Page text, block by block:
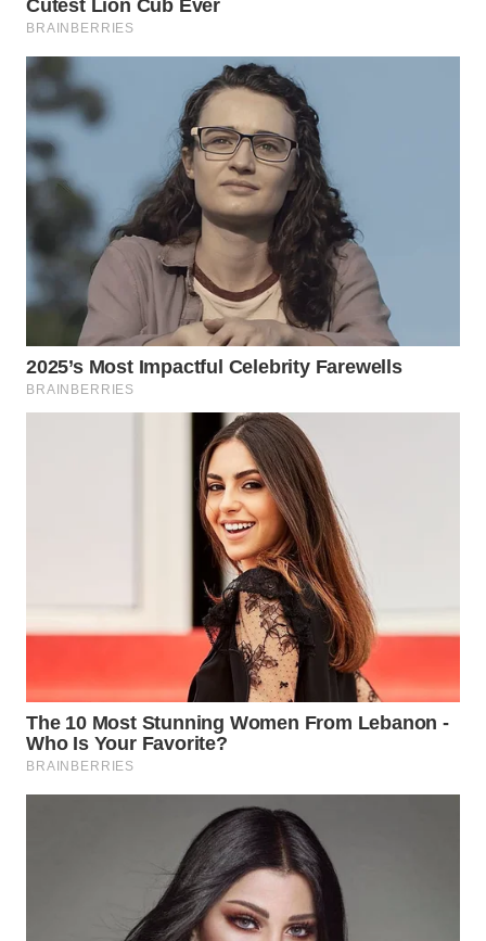
TENGAH
SERDANG
TEBING
TINGGI
WN
PAKPAK
WN
KARAWANG
WN
UTARA
WN